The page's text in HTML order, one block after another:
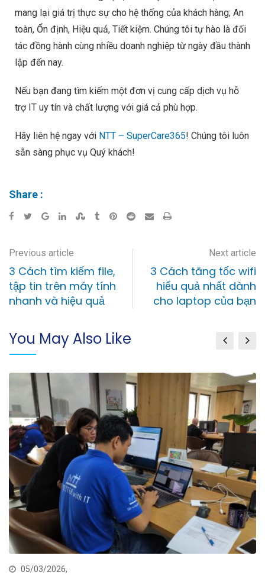
mang lại giá trị thực sự cho hệ thống của khách hàng; An
toàn, Ổn định, Hiệu quả, Tiết kiệm. Chúng tôi tự hào là đối
tác đồng hành cùng nhiều doanh nghiệp từ ngày đầu thành
lập đến nay.
Nếu bạn đang tìm kiếm một đơn vị cung cấp dịch vụ hỗ
trợ IT uy tín và chất lượng với giá cả phù hợp.
Hãy liên hệ ngay với NTT – SuperCare365! Chúng tôi luôn
sẵn sàng phục vụ Quý khách!
Share :
Previous article
3 Cách tìm kiếm file,
tập tin trên máy tính
nhanh và hiệu quả
Next article
3 Cách tăng tốc wifi
hiểu quả nhất dành
cho laptop của bạn
You May Also Like
05/03/2026,